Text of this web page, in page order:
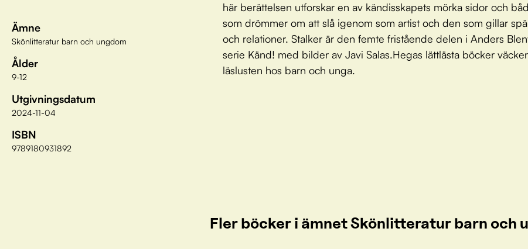
Ämne
Skönlitteratur barn och ungdom
Ålder
9-12
Utgivningsdatum
2024-11-04
ISBN
9789180931892
här berättelsen utforskar en av kändisskapets mörka sidor och
som drömmer om att slå igenom som artist och den som gillar
och relationer. Stalker är den femte fristående delen i Anders
serie Känd! med bilder av Javi Salas.Hegas lättlästa böcker väcker
läslusten hos barn och unga.
Fler böcker i ämnet Skönlitteratur barn och